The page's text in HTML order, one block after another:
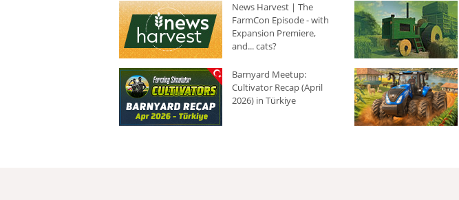
News Harvest | The
FarmCon Episode - with
Expansion Premiere,
and... cats?
Barnyard Meetup:
Cultivator Recap (April
2026) in Türkiye